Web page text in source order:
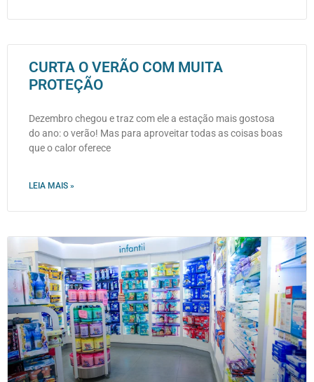
CURTA O VERÃO COM MUITA
PROTEÇÃO
Dezembro chegou e traz com ele a estação mais gostosa
do ano: o verão! Mas para aproveitar todas as coisas boas
que o calor oferece
LEIA MAIS »